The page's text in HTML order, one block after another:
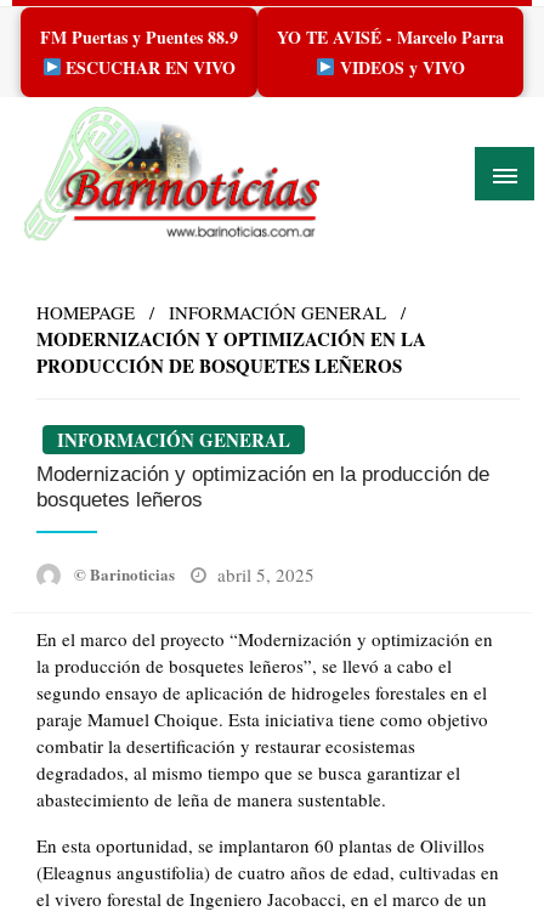
Skip
content
FM Puertas y Puentes 88.9
ESCUCHAR EN VIVO
YO TE AVISÉ - Marcelo Parra
VIDEOS y VIVO
HOMEPAGE INFORMACIÓN GENERAL
MODERNIZACIÓN Y OPTIMIZACIÓN EN LA
PRODUCCIÓN DE BOSQUETES LEÑEROS
INFORMACIÓN GENERAL
Modernización y optimización en la producción de
bosquetes leñeros
© Barinoticias
Posted
abril 5, 2025
En el marco del proyecto “Modernización y optimización en
la producción de bosquetes leñeros”, se llevó a cabo el
segundo ensayo de aplicación de hidrogeles forestales en el
paraje Mamuel Choique. Esta iniciativa tiene como objetivo
combatir la desertificación y restaurar ecosistemas
degradados, al mismo tiempo que se busca garantizar el
abastecimiento de leña de manera sustentable.
En esta oportunidad, se implantaron 60 plantas de Olivillos
(Eleagnus angustifolia) de cuatro años de edad, cultivadas en
el vivero forestal de Ingeniero Jacobacci, en el marco de un